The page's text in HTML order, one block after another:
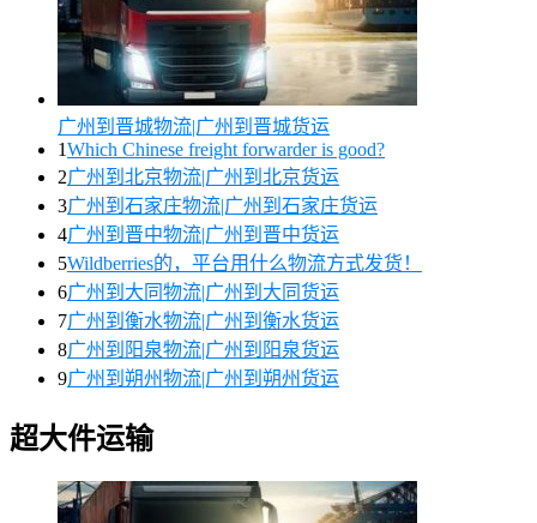
广州到晋城物流|广州到晋城货运
1Which Chinese freight forwarder is good?
2广州到北京物流|广州到北京货运
3广州到石家庄物流|广州到石家庄货运
4广州到晋中物流|广州到晋中货运
5Wildberries的，平台用什么物流方式发货！
6广州到大同物流|广州到大同货运
7广州到衡水物流|广州到衡水货运
8广州到阳泉物流|广州到阳泉货运
9广州到朔州物流|广州到朔州货运
超大件运输